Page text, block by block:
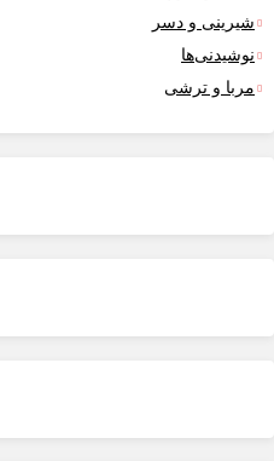
شیرینی و دسر
نوشیدنی‌ها
مربا و ترشی